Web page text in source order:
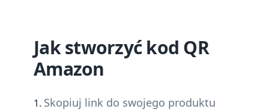
Jak stworzyć kod QR
Amazon
Skopiuj link do swojego produktu